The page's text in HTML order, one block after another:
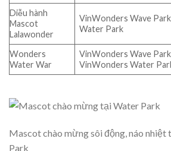
Diễu hành
Mascot
Lalawonder
VinWonders Wave
Water Park
Wonders
Water War
VinWonders Wave
VinWonders Water
Mascot chào mừng sôi động, náo nhiệt
Park